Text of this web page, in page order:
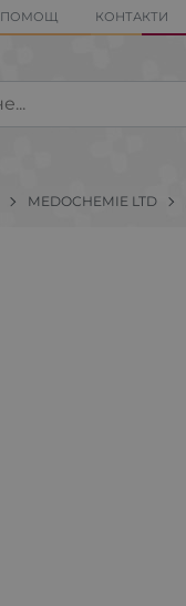
ПОМОЩ КОНТАКТИ
MEDOCHEMIE LTD